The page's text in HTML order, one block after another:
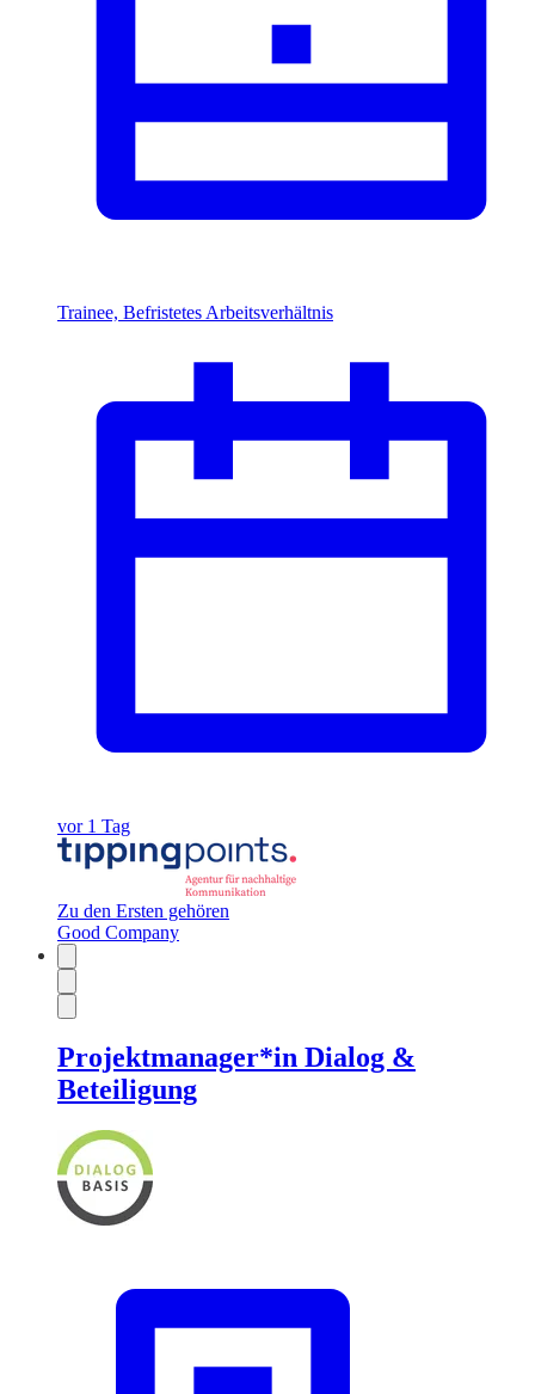
Trainee, Befristetes Arbeitsverhältnis
vor 1 Tag
Zu den Ersten gehören
Good Company
Projektmanager*in Dialog &
Beteiligung